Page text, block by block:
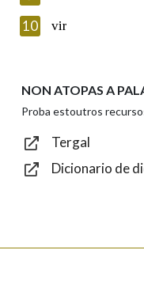
Introduce o código
Texto de verificación
10 vir
NON ATOPAS A
Proba estoutros
Tergal
Dicionario de